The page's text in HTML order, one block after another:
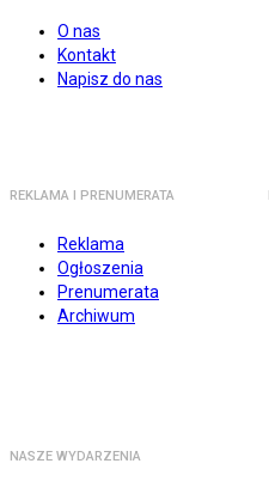
O nas
Kontakt
Napisz do nas
REKLAMA I PRENUMERATA
Reklama
Ogłoszenia
Prenumerata
Archiwum
NASZE WYDARZENIA